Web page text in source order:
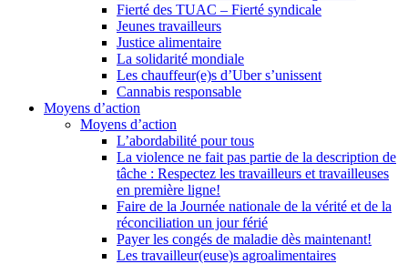
Fierté des TUAC – Fierté syndicale
Jeunes travailleurs
Justice alimentaire
La solidarité mondiale
Les chauffeur(e)s d’Uber s’unissent
Cannabis responsable
Moyens d’action
Moyens d’action
L’abordabilité pour tous
La violence ne fait pas partie de la description de
tâche : Respectez les travailleurs et travailleuses
en première ligne!
Faire de la Journée nationale de la vérité et de la
réconciliation un jour férié
Payer les congés de maladie dès maintenant!
Les travailleur(euse)s agroalimentaires